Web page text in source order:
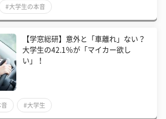
#大学生の本音
【学窓総研】意外と「車離れ」ない？
大学生の42.1％が「マイカー欲し
い」！
#大学生